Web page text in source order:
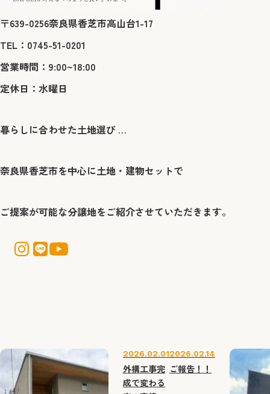
〒639-0256奈良県香芝市高山台1-17
TEL：0745-51-0201
営業時間：9:00~18:00
定休日：水曜日
暮らしに合わせた土地選び … ​
奈良県香芝市を中心に土地・建物セットで
ご提案が可能な分譲地をご紹介させていただきます。
2026.02.01
外構工事完
成で変わる
2026.02.14
ご報告！！